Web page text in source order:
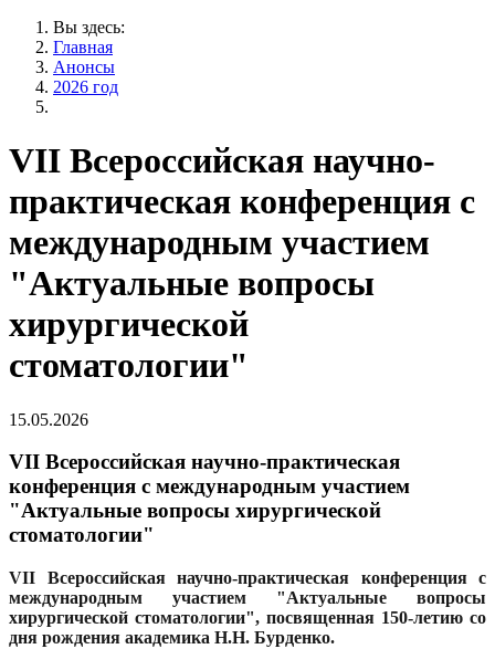
Вы здесь:
Главная
Анонсы
2026 год
VII Всероссийская научно-
практическая конференция с
международным участием
"Актуальные вопросы
хирургической
стоматологии"
15.05.2026
VII Всероссийская научно-практическая
конференция с международным участием
"Актуальные вопросы хирургической
стоматологии"
VII Всероссийская научно-практическая конференция с
международным участием "Актуальные вопросы
хирургической стоматологии", посвященная 150-летию со
дня рождения академика Н.Н. Бурденко.